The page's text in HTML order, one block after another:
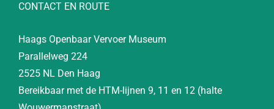
CONTACT EN ROUTE
Haags Openbaar Vervoer Museum
Parallelweg 224
2525 NL Den Haag
Bereikbaar met de HTM-lijnen 9, 11 en 12 (halte